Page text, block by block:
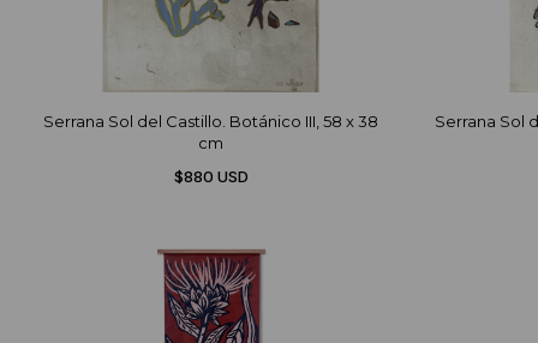
Serrana Sol del Castillo. Botánico III, 58 x 38
cm
$880 USD
Serrana Sol